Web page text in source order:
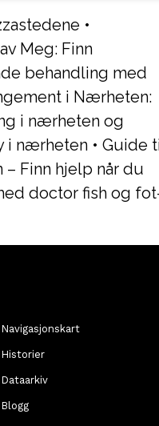
•
Meg: Finn
behandling med
i Nærheten:
i nærheten og
i nærheten • Guide
Finn hjelp når du
doctor fish og
Navigasjonskart
Historier
Dataarkiv
Blogg